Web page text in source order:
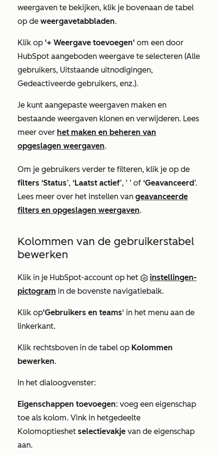
weergaven te bekijken, klik je bovenaan de tabel
op de weergavetabbladen.
Klik op '+ Weergave toevoegen' om een door
HubSpot aangeboden weergave te selecteren (Alle
gebruikers, Uitstaande uitnodigingen,
Gedeactiveerde gebruikers, enz.).
Je kunt aangepaste weergaven maken en
bestaande weergaven klonen en verwijderen. Lees
meer over het maken en beheren van
opgeslagen weergaven.
Om je gebruikers verder te filteren, klik je op de
filters ‘Status’, ‘Laatst actief’, ‘ ’ of ‘Geavanceerd’.
Lees meer over het instellen van geavanceerde
filters en opgeslagen weergaven.
Kolommen van de gebruikerstabel
bewerken
Klik in je HubSpot-account op het
instellingen-
pictogram in de bovenste navigatiebalk.
Klik op'Gebruikers en teams' in het menu aan de
linkerkant.
Klik rechtsboven in de tabel op Kolommen
bewerken.
In het dialoogvenster:
Eigenschappen toevoegen: voeg een eigenschap
toe als kolom. Vink in hetgedeelte
Kolomoptieshet selectievakje van de eigenschap
aan.